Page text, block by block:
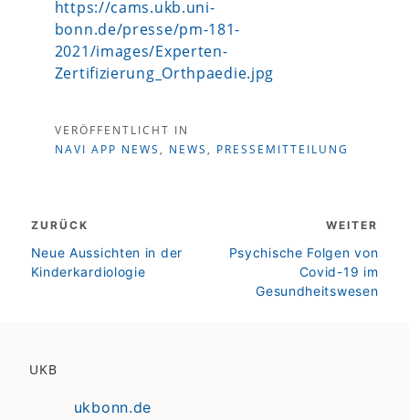
https://cams.ukb.uni-
bonn.de/presse/pm-181-
2021/images/Experten-
Zertifizierung_Orthpaedie.jpg
VERÖFFENTLICHT IN
NAVI APP NEWS , NEWS , PRESSEMITTEILUNG
ZURÜCK
zurück
Neue Aussichten in der
Kinderkardiologie
WEITER
weiter
Psychische Folgen von
Covid-19 im
Gesundheitswesen
UKB
ukbonn.de